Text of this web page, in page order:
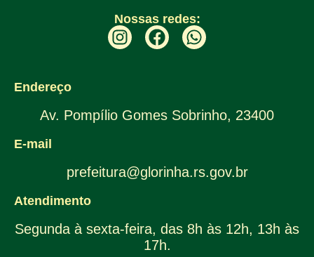
Nossas redes:
Endereço
Av. Pompílio Gomes Sobrinho, 23400
E-mail
prefeitura@glorinha.rs.gov.br
Atendimento
Segunda à sexta-feira, das 8h às 12h, 13h às
17h.